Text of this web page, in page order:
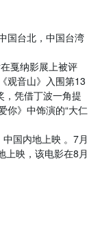
国台北，中国台湾
戛纳影展上被评
观音山》入围第13
，凭借丁波一角提
你》中饰演的“大仁
国内地上映 。7月
上映，该电影在8月